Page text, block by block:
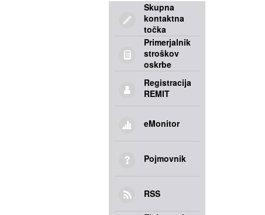
Skupna
kontaktna
točka
Primerjalnik
stroškov
oskrbe
Registracija
REMIT
eMonitor
Pojmovnik
RSS